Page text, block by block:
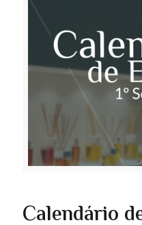
Calendário